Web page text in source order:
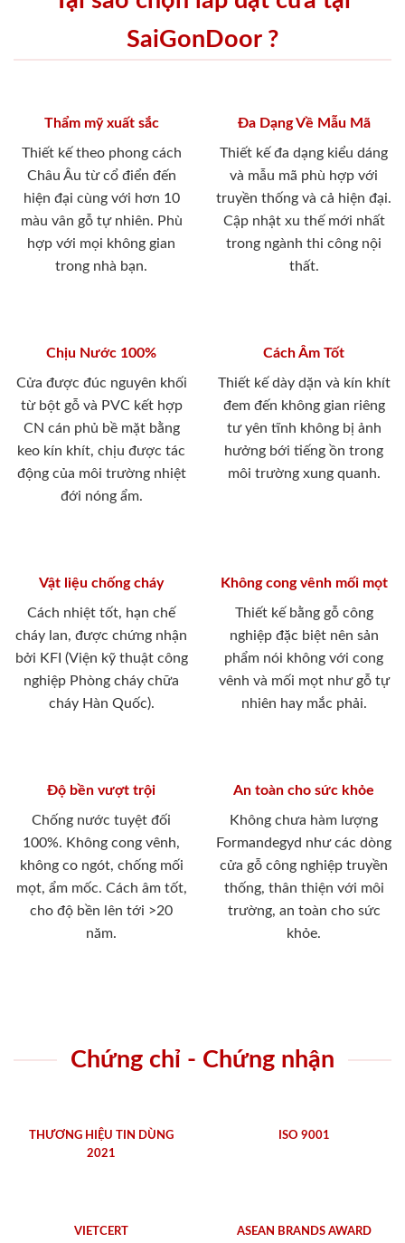
SaiGonDoor ?
Thẩm mỹ xuất sắc
Thiết kế theo phong cách
Châu Âu từ cổ điển đến
hiện đại cùng với hơn 10
màu vân gỗ tự nhiên. Phù
hợp với mọi không gian
trong nhà bạn.
Đa Dạng Về Mẫu Mã
Thiết kế đa dạng kiểu dáng
và mẫu mã phù hợp với
truyền thống và cả hiện đại.
Cập nhật xu thế mới nhất
trong ngành thi công nội
thất.
Chịu Nước 100%
Cửa được đúc nguyên khối
từ bột gỗ và PVC kết hợp
CN cán phủ bề mặt bằng
keo kín khít, chịu được tác
động của môi trường nhiệt
đới nóng ẩm.
Cách Âm Tốt
Thiết kế dày dặn và kín khít
đem đến không gian riêng
tư yên tĩnh không bị ảnh
hưởng bới tiếng ồn trong
môi trường xung quanh.
Vật liệu chống cháy
Cách nhiệt tốt, hạn chế
cháy lan, được chứng nhận
bởi KFI (Viện kỹ thuật công
nghiệp Phòng cháy chữa
cháy Hàn Quốc).
Không cong vênh mối mọt
Thiết kế bằng gỗ công
nghiệp đặc biệt nên sản
phẩm nói không với cong
vênh và mối mọt như gỗ tự
nhiên hay mắc phải.
Độ bền vượt trội
Chống nước tuyệt đối
100%. Không cong vênh,
không co ngót, chống mối
mọt, ẩm mốc. Cách âm tốt,
cho độ bền lên tới >20
năm.
An toàn cho sức khỏe
Không chưa hàm lượng
Formandegyd như các dòng
cửa gỗ công nghiệp truyền
thống, thân thiện với môi
trường, an toàn cho sức
khỏe.
Chứng chỉ - Chứng nhận
THƯƠNG HIỆU TIN DÙNG
2021
ISO 9001
VIETCERT
ASEAN BRANDS AWARD